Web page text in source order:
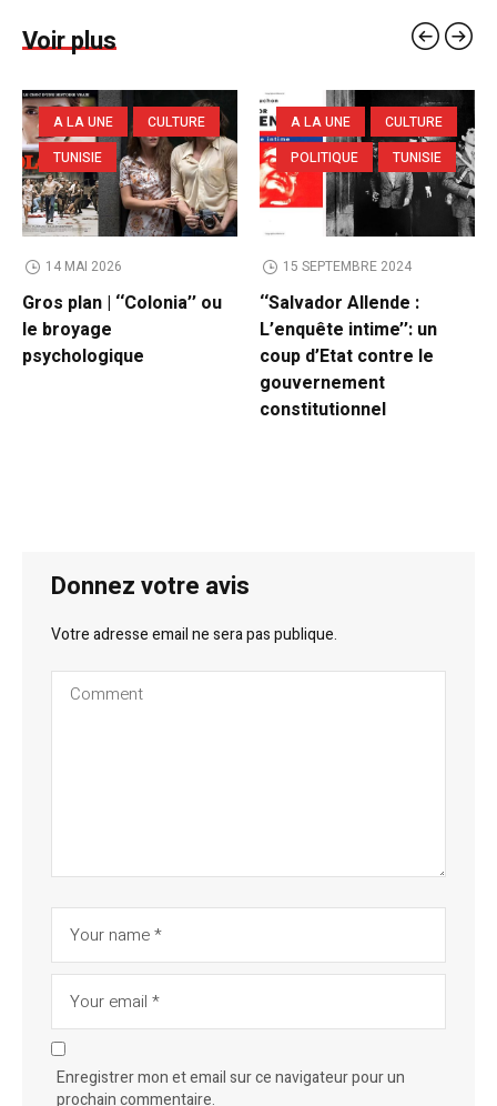
Voir plus
A LA UNE
CULTURE
TUNISIE
14 MAI 2026
Gros plan | ‘‘Colonia’’ ou
le broyage
psychologique
A LA UNE
CULTURE
POLITIQUE
TUNISIE
15 SEPTEMBRE 2024
‘‘Salvador Allende :
L’enquête intime’’: un
coup d’Etat contre le
gouvernement
constitutionnel
Donnez votre avis
Votre adresse email ne sera pas publique.
Enregistrer mon et email sur ce navigateur pour un
prochain commentaire.